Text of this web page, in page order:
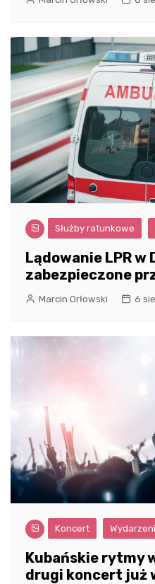
Służby ratunkowe
Lądowanie LPR w
zabezpieczone
Marcin Orłowski 6
Koncert
Kubańskie rytmy
drugi koncert już